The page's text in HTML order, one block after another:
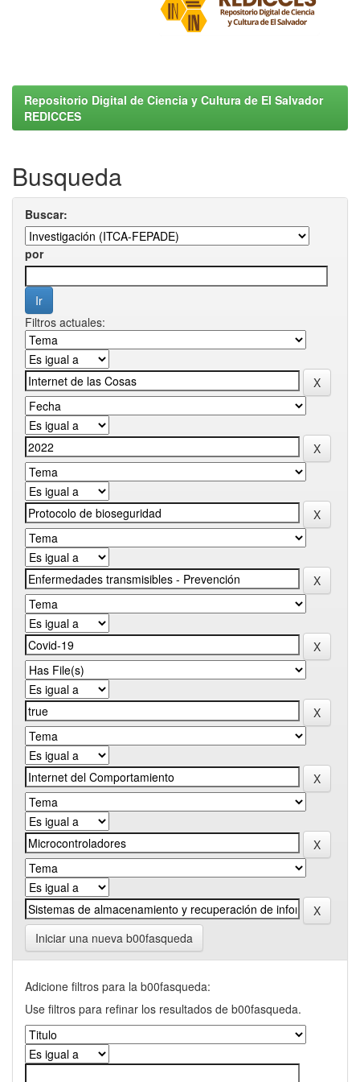
Repositorio Digital de Ciencia y Cultura de El Salvador
REDICCES
Busqueda
Buscar:
por
Filtros actuales:
Iniciar una nueva b00fasqueda
Adicione filtros para la b00fasqueda:
Use filtros para refinar los resultados de b00fasqueda.